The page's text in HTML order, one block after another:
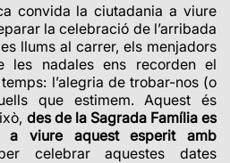
convida la ciutadania a viure
la celebració de l’arribada
llums al carrer, els menjadors
les nadales ens recorden el
l’alegria de trobar-nos (o
que estimem. Aquest és
des de la Sagrada Família es
a viure aquest esperit amb
celebrar aquestes dates